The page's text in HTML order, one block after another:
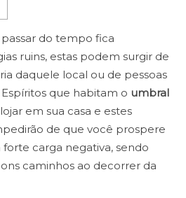
do tempo fica
ruins, estas podem surgir de
daquele local ou de pessoas
que habitam o umbral
em sua casa e estes
de que você prospere
carga negativa, sendo
caminhos ao decorrer da